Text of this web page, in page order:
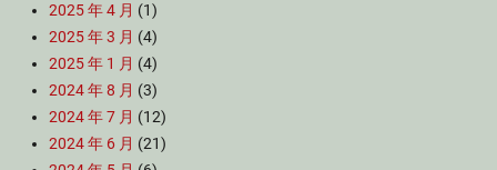
2025 年 4 月 (1)
2025 年 3 月 (4)
2025 年 1 月 (4)
2024 年 8 月 (3)
2024 年 7 月 (12)
2024 年 6 月 (21)